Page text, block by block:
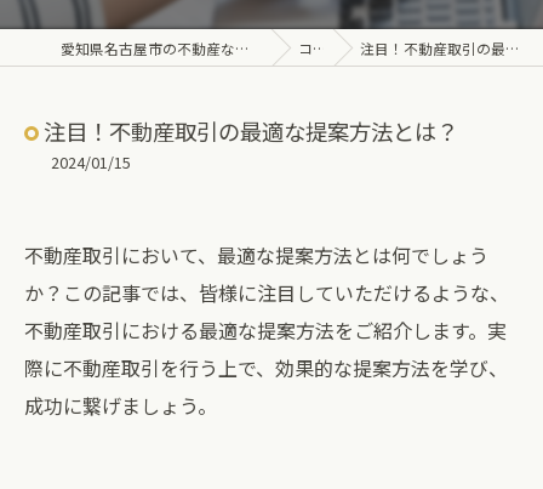
愛知県名古屋市の不動産なら株式会社有明ハウジング コラム 注目！不動産取引の最適な提案方法とは？
注目！不動産取引の最適な提案方法とは？
2024/01/15
不動産取引において、最適な提案方法とは何でしょう
か？この記事では、皆様に注目していただけるような、
不動産取引における最適な提案方法をご紹介します。実
際に不動産取引を行う上で、効果的な提案方法を学び、
成功に繋げましょう。